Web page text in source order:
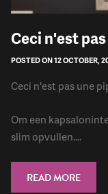
Ceci n'est
POSTED ON 12 OCTOBER,
Ceci n'est pas une
Om een
slim opvullen....
READ MORE